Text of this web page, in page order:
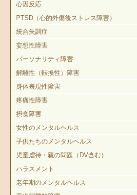
心因反応
PTSD（心的外傷後ストレス障害）
統合失調症
妄想性障害
パーソナリティ障害
解離性（転換性）障害
身体表現性障害
疼痛性障害
摂食障害
女性のメンタルヘルス
子供たちのメンタルヘルス
児童虐待・親の問題（DV含む）
ハラスメント
老年期のメンタルヘルス